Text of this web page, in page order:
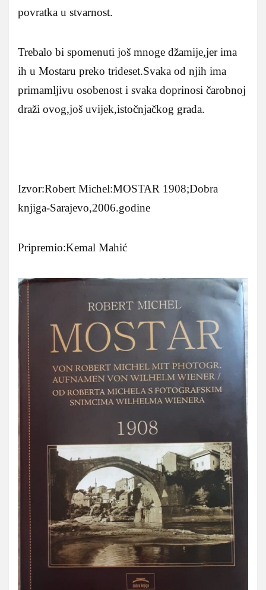
povratka u stvarnost.
Trebalo bi spomenuti još mnoge džamije,jer ima
ih u Mostaru preko trideset.Svaka od njih ima
primamljivu osobenost i svaka doprinosi čarobnoj
draži ovog,još uvijek,istočnjačkog grada.
Izvor:Robert Michel:MOSTAR 1908;Dobra
knjiga-Sarajevo,2006.godine
Pripremio:Kemal Mahić